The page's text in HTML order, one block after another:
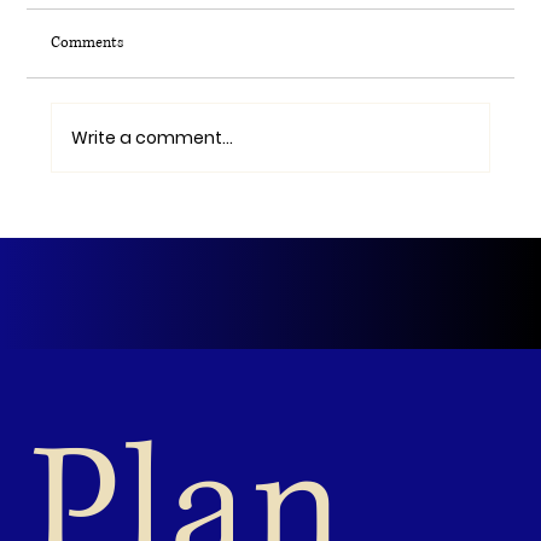
Comments
Write a comment...